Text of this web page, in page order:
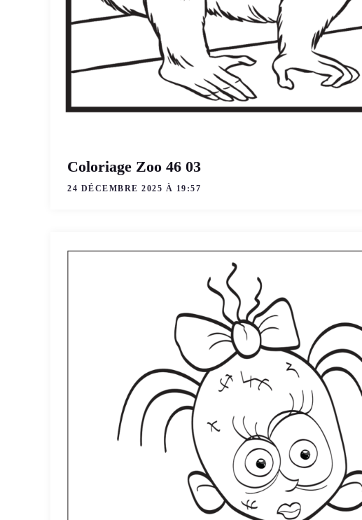
Coloriage Zoo 46 03
24 DÉCEMBRE 2025 À 19:57